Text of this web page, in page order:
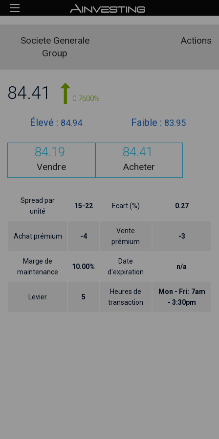
Societe Generale
Group
Actions
84.41 0.7600%
Élevé : 84.94 Faible : 83.95
84.19
Vendre
84.41
Acheter
Spread par
unité
15-22 Ecart (%) 0.27
Achat prémium -4
Vente
prémium
-3
Marge de
maintenance
10.00%
Date
d'expiration
n/a
Levier 5
Heures de
transaction
Mon - Fri: 7am
- 3:30pm